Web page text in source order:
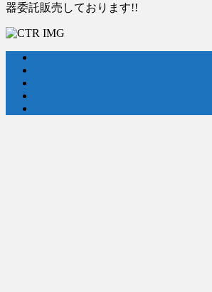
器委託販売しております!!